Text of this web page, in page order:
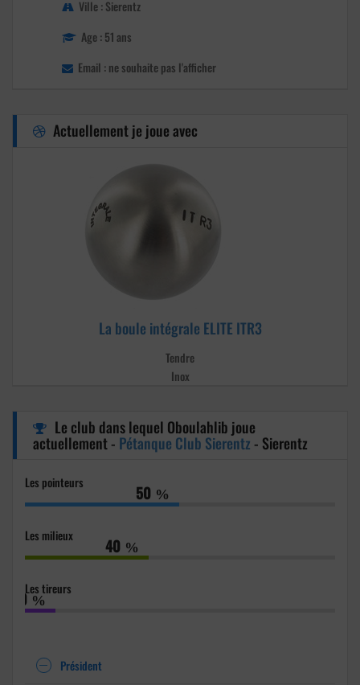
Ville : Sierentz
Age : 51 ans
Email : ne souhaite pas l'afficher
Actuellement je joue avec
La boule intégrale ELITE ITR3
Tendre
Inox
Le club dans lequel Oboulahlib joue
actuellement - Pétanque Club Sierentz- Sierentz
Les pointeurs
50 %
Les milieux
40 %
Les tireurs
10 %
Président